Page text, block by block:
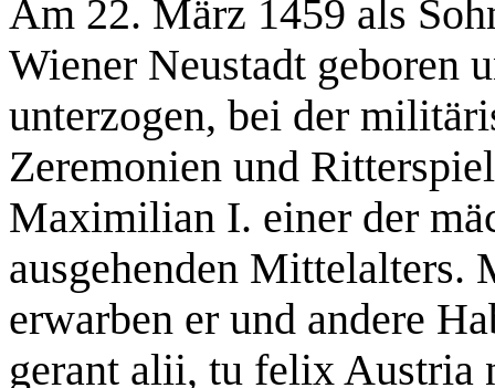
Am 22. März 1459 als
Wiener Neustadt geboren
unterzogen, bei der
Zeremonien und
Maximilian I. einer der
ausgehenden
erwarben er und andere
gerant alii, tu felix Austria